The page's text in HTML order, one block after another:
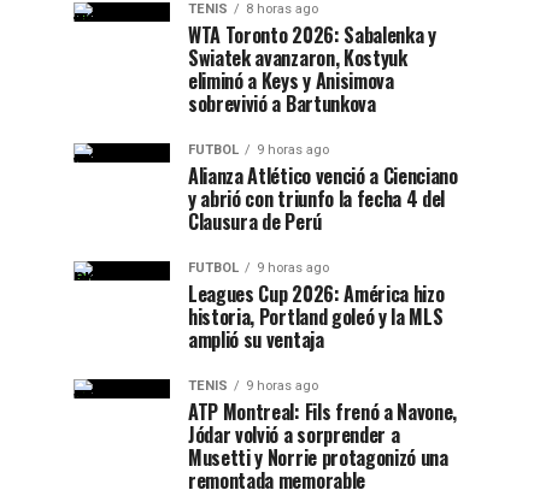
TENIS 8 horas ago
WTA Toronto 2026: Sabalenka y
Swiatek avanzaron, Kostyuk
eliminó a Keys y Anisimova
sobrevivió a Bartunkova
FUTBOL 9 horas ago
Alianza Atlético venció a Cienciano
y abrió con triunfo la fecha 4 del
Clausura de Perú
FUTBOL 9 horas ago
Leagues Cup 2026: América hizo
historia, Portland goleó y la MLS
amplió su ventaja
TENIS 9 horas ago
ATP Montreal: Fils frenó a Navone,
Jódar volvió a sorprender a
Musetti y Norrie protagonizó una
remontada memorable